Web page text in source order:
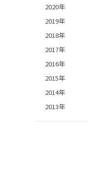
2020年
2019年
2018年
2017年
2016年
2015年
2014年
2013年